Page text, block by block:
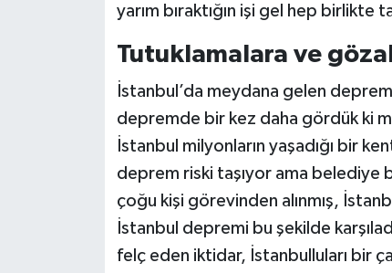
yarım bıraktığın işi gel hep birlikte
Tutuklamalara ve
İstanbul’da meydana gelen
depremde bir kez daha gördük ki
İstanbul milyonların yaşadığı bir
deprem riski taşıyor ama belediye
çoğu kişi görevinden alınmış,
İstanbul depremi bu şekilde
felç eden iktidar, İstanbulluları bir